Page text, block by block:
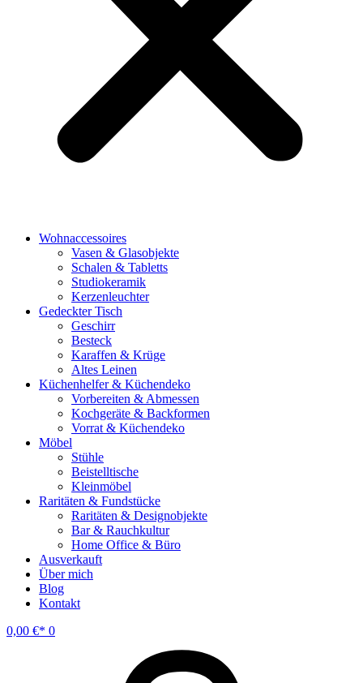
Wohnaccessoires
Vasen & Glasobjekte
Schalen & Tabletts
Studiokeramik
Kerzenleuchter
Gedeckter Tisch
Geschirr
Besteck
Karaffen & Krüge
Altes Leinen
Küchenhelfer & Küchendeko
Vorbereiten & Abmessen
Kochgeräte & Backformen
Vorrat & Küchendeko
Möbel
Stühle
Beistelltische
Kleinmöbel
Raritäten & Fundstücke
Raritäten & Designobjekte
Bar & Rauchkultur
Home Office & Büro
Ausverkauft
Über mich
Blog
Kontakt
0,00 € 0